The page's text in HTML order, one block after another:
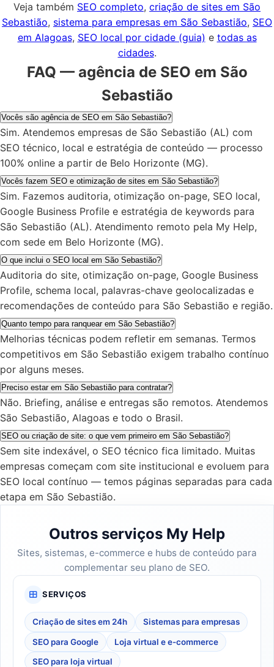
Veja também SEO completo, criação de sites em São
Sebastião, sistema para empresas em São Sebastião, SEO
em Alagoas, SEO local por cidade (guia) e todas as
cidades.
FAQ — agência de SEO em São
Sebastião
Vocês são agência de SEO em São Sebastião?
Sim. Atendemos empresas de São Sebastião (AL) com
SEO técnico, local e estratégia de conteúdo — processo
100% online a partir de Belo Horizonte (MG).
Vocês fazem SEO e otimização de sites em São Sebastião?
Sim. Fazemos auditoria, otimização on-page, SEO local,
Google Business Profile e estratégia de keywords para
São Sebastião (AL). Atendimento remoto pela My Help,
com sede em Belo Horizonte (MG).
O que inclui o SEO local em São Sebastião?
Auditoria do site, otimização on-page, Google Business
Profile, schema local, palavras-chave geolocalizadas e
recomendações de conteúdo para São Sebastião e região.
Quanto tempo para ranquear em São Sebastião?
Melhorias técnicas podem refletir em semanas. Termos
competitivos em São Sebastião exigem trabalho contínuo
por alguns meses.
Preciso estar em São Sebastião para contratar?
Não. Briefing, análise e entregas são remotos. Atendemos
São Sebastião, Alagoas e todo o Brasil.
SEO ou criação de site: o que vem primeiro em São Sebastião?
Sem site indexável, o SEO técnico fica limitado. Muitas
empresas começam com site institucional e evoluem para
SEO local contínuo — temos páginas separadas para cada
etapa em São Sebastião.
Outros serviços My Help
Sites, sistemas, e-commerce e hubs de conteúdo para
complementar seu plano de SEO.
SERVIÇOS
Criação de sites em 24h Sistemas para empresas
SEO para Google Loja virtual e e-commerce
SEO para loja virtual